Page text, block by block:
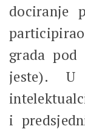
dociranje
grada pod
jeste).
i